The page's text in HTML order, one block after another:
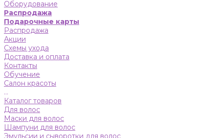
Оборудование
Распродажа
Подарочные карты
Распродажа
Акции
Схемы ухода
Доставка и оплата
Контакты
Обучение
Салон красоты
...
Каталог товаров
Для волос
Маски для волос
Шампуни для волос
Эмульсии и сыворотки для волос